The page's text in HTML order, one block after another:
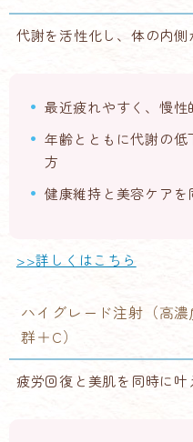
代謝を活性化し、体の内側
最近疲れやすく、慢
年齢とともに代謝の低
方
健康維持と美容ケアを
>>詳しくはこちら
ハイグレード注射（高
群＋C）
疲労回復と美肌を同時に叶